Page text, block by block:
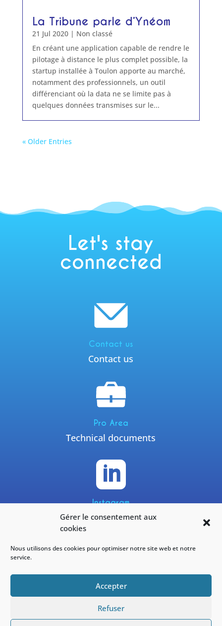
Gérer le consentement aux
cookies
Nous utilisons des cookies pour optimiser notre site web et notre
service.
Accepter
Refuser
La Tribune parle d’Ynéom
21 Jul 2020| Non classé
En créant une application capable de rendre le
pilotage à distance le plus complet possible, la
startup installée à Toulon apporte au marché,
notamment des professionnels, un outil
différenciant où la data ne se limite pas à
quelques données transmises sur le...
« Older Entries
Let's stay
connected
Contact us
Contact us
Pro Area
Technical documents

Instagram
@yneomofficiel
Facebook
#yneom